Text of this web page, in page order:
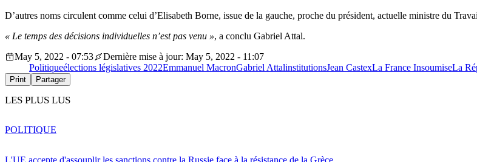
D’autres noms circulent comme celui d’Elisabeth Borne, issue de la gauche, proche du président, actuelle ministre du
« Le temps des décisions individuelles n’est pas venu », a conclu Gabriel Attal.
May 5, 2022 - 07:53
Dernière mise à jour: May 5, 2022 - 11:07
Politiqueélections législatives 2022Emmanuel MacronGabriel AttalinstitutionsJean CastexLa France InsoumiseLa
Print Partager
LES PLUS LUS
L'UE accepte d'assouplir les sanctions contre la Russie face à la résistance de la Grèce
POLITIQUE